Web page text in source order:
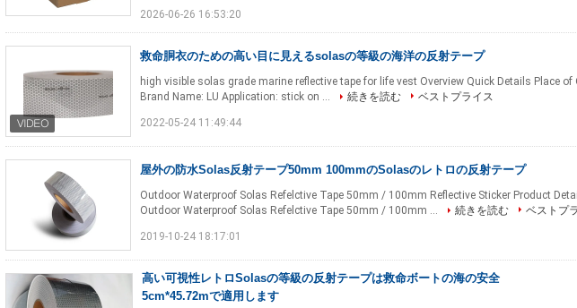
2026-06-26 16:53:20
救命胴衣のための高い目に見えるsolasの等級の海洋の反射テープ
high visible solas grade marine reflective tape for life vest Overview Quick Details Place of
Brand Name: LU Application: stick on ...
続きを読む ベストプライス
2022-05-24 11:49:44
屋外の防水Solas反射テープ50mm 100mmのSolasのレトロの反射テープ
Outdoor Waterproof Solas Refelctive Tape 50mm / 100mm Reflective Sticker Product
Outdoor Waterproof Solas Refelctive Tape 50mm / 100mm ...
続きを読む ベストプ
2019-10-24 18:17:01
高い可視性レトロSolasの等級の反射テープは救命ボートの海の安全
5cm*45.72mで適用します